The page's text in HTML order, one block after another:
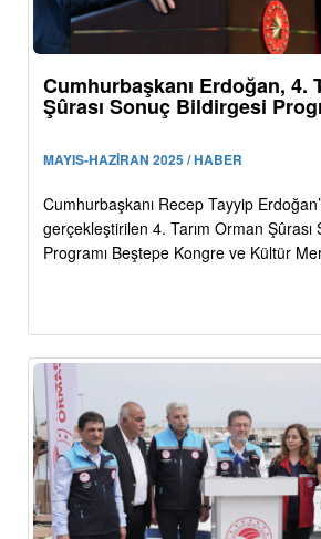
Cumhurbaşkanı Erdoğan, 4.
Şûrası Sonuç Bildirgesi
MAYIS-HAZİRAN 2025 / HABER
Cumhurbaşkanı Recep Tayyip
gerçekleştirilen 4. Tarım Orman Şûrası
Programı Beştepe Kongre ve Kültür